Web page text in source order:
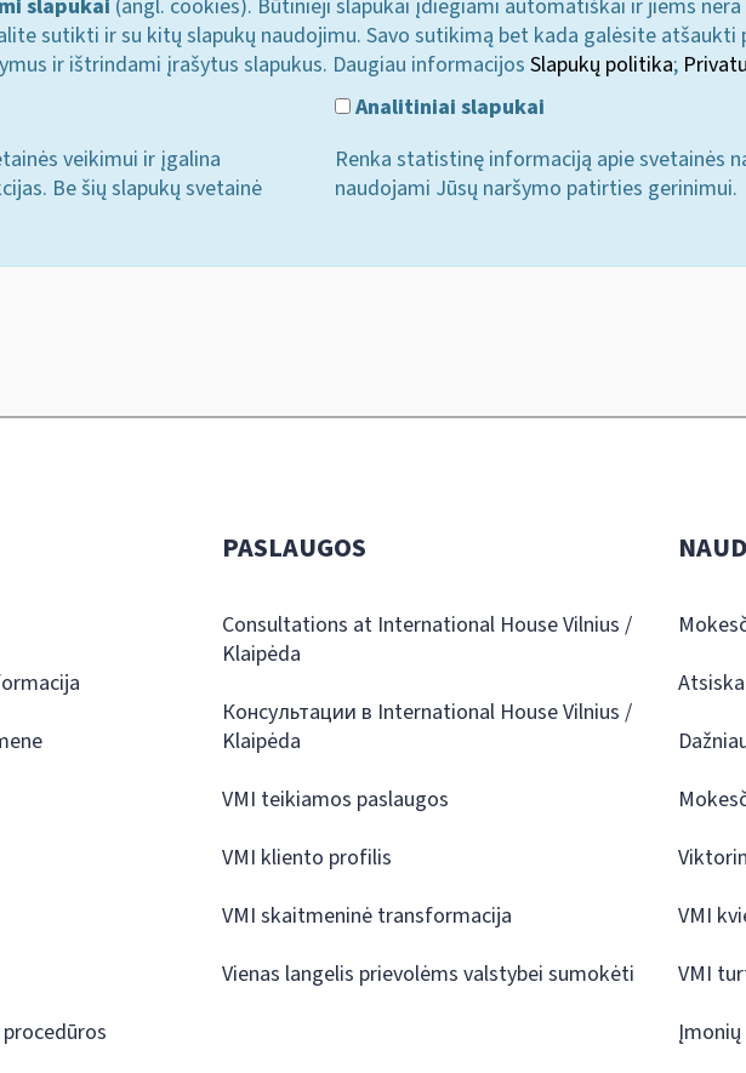
slapukai (angl. cookies). Būtinieji slapukai įdiegiami automatiškai ir jiems
sutikti ir su kitų slapukų naudojimu. Savo sutikimą bet kada galėsite atšaukti
ir ištrindami įrašytus slapukus. Daugiau informacijos Slapukų politika;
veikimui ir įgalina
Be šių slapukų svetainė
Analitiniai slapukai
Renka statistinę informaciją apie svetainės
naudojami Jūsų naršymo patirties gerinimui.
PASLAUGOS
Consultations at International House Vilnius /
Klaipėda
Консультации в International House Vilnius /
Klaipėda
VMI teikiamos paslaugos
VMI kliento profilis
VMI skaitmeninė transformacija
Vienas langelis prievolėms valstybei sumokėti
VMI
VMI
Įmonių